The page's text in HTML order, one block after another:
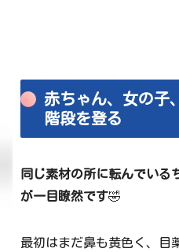
赤ちゃん、女の子
階段を登る
同じ素材の所に転んでいる
が一目瞭然です🤣
最初はまだ鼻も黄色く、目